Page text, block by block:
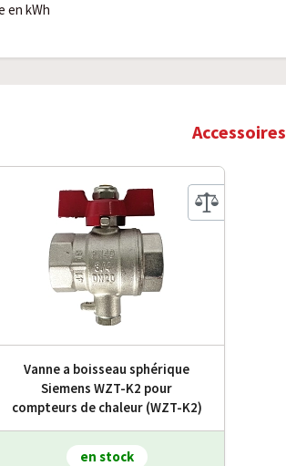
en kWh
Accessoires
Vanne a boisseau sphérique
Siemens WZT-K2 pour
compteurs de chaleur (WZT-K2)
en stock